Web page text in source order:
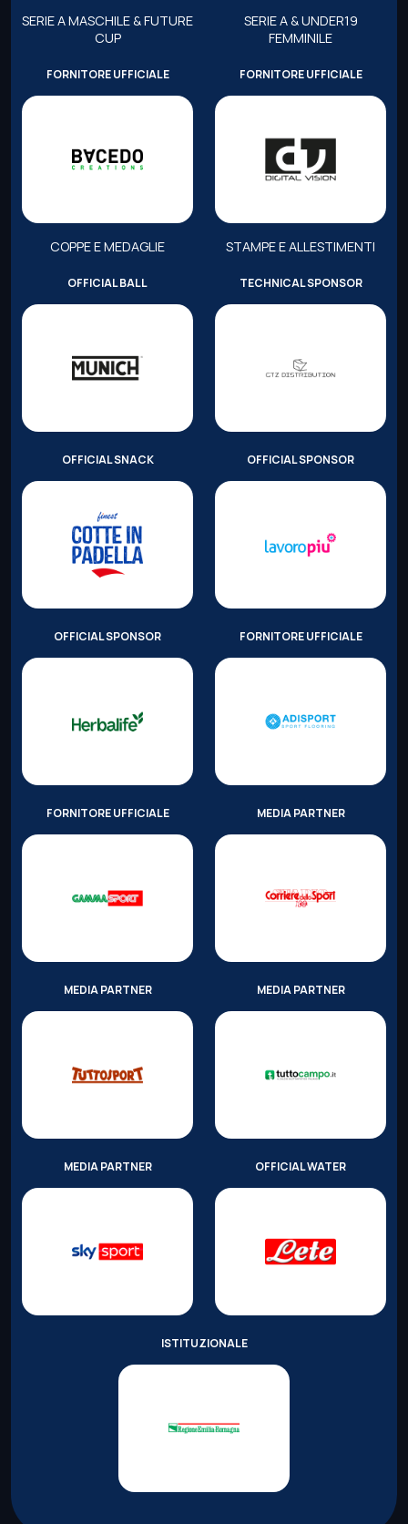
SERIE A MASCHILE & FUTURE
CUP
SERIE A & UNDER19
FEMMINILE
FORNITORE UFFICIALE
COPPE E MEDAGLIE
FORNITORE UFFICIALE
STAMPE E ALLESTIMENTI
OFFICIAL BALL TECHNICAL SPONSOR
OFFICIAL SNACK OFFICIAL SPONSOR
OFFICIAL SPONSOR FORNITORE UFFICIALE
FORNITORE UFFICIALE MEDIA PARTNER
MEDIA PARTNER MEDIA PARTNER
MEDIA PARTNER OFFICIAL WATER
ISTITUZIONALE